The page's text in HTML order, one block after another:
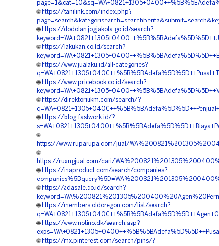
🌐 https://tanilink.com/index.php?
🌐 https://dodolan.jogjakota.go.id/search?
🌐 https://lakukan.co.id/search?
🌐 https://www.jualaku.id/all-categories?
🌐 https://www.pricebook.co.id/search?
🌐 https://direktoriukm.com/search/?
🌐 https://blog.fastwork.id/?
🌐
https://www.ruparupa.com/jual/
🌐
https://ruangjual.com/cari/
🌐 https://inaproduct.com/search/companies?
🌐 https://adasale.co.id/search?
🌐 https://members.oldoregon.com/list/search?
🌐 https://www.notino.dk/search.asp?
🌐 https://mx.pinterest.com/search/pins/?